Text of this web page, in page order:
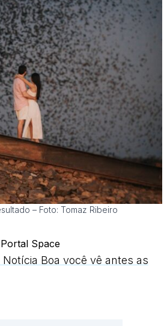
– Foto: Tomaz Ribeiro
Portal Space
Boa você vê antes as